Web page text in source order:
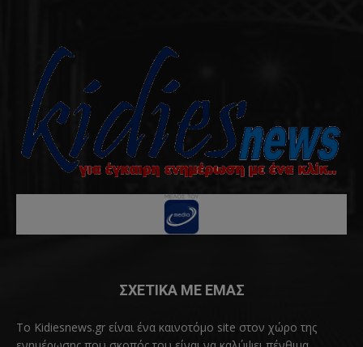
ΣΧΕΤΙΚΑ ΜΕ ΕΜΑΣ
Το Kidiesnews.gr είναι ένα καινοτόμο site στον χώρο της